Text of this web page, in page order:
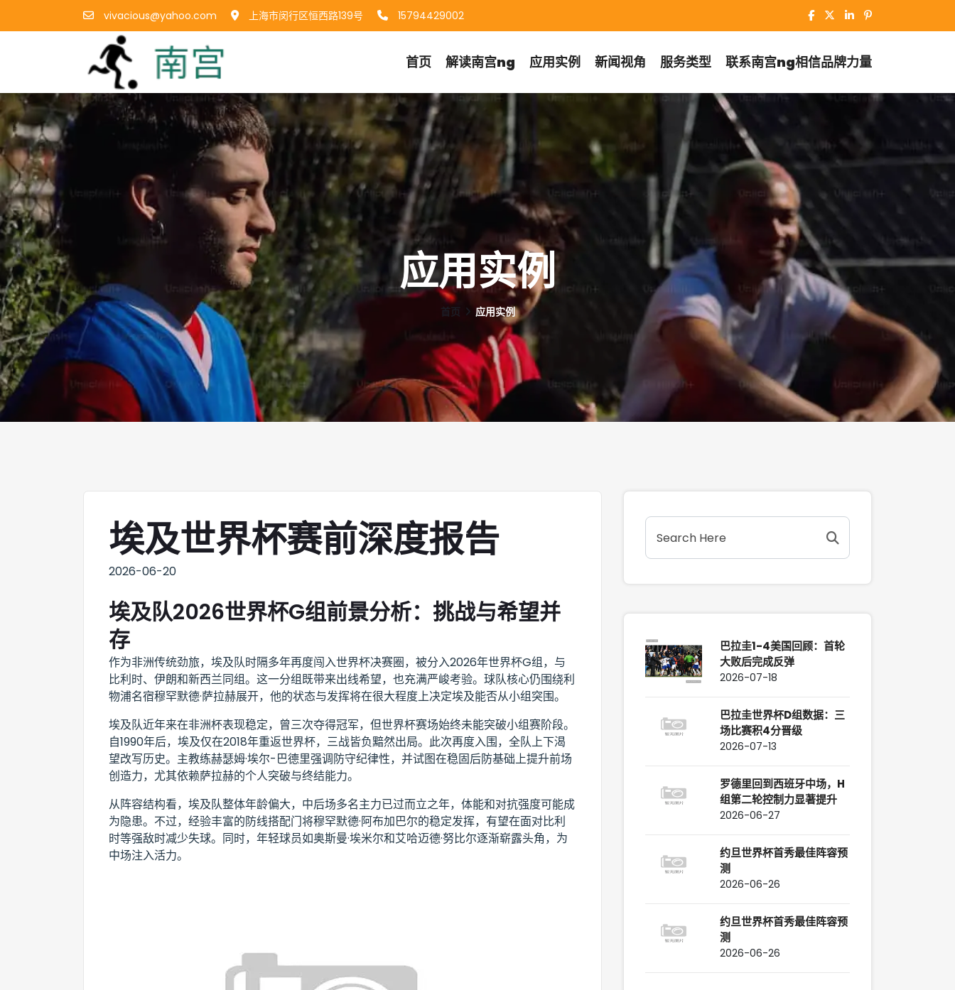
vivacious@yahoo.com 上海市闵行区恒西路139号 15794429002
首页 解读南宫ng 应用实例 新闻视角 服务类型 联系南宫ng相信品牌力量
应用实例
首页 应用实例
埃及世界杯赛前深度报告
2026-06-20
埃及队2026世界杯G组前景分析：挑战与希望并
存
作为非洲传统劲旅，埃及队时隔多年再度闯入世界杯决赛圈，被分入2026年世界杯G组，与
比利时、伊朗和新西兰同组。这一分组既带来出线希望，也充满严峻考验。球队核心仍围绕利
物浦名宿穆罕默德·萨拉赫展开，他的状态与发挥将在很大程度上决定埃及能否从小组突围。
埃及队近年来在非洲杯表现稳定，曾三次夺得冠军，但世界杯赛场始终未能突破小组赛阶段。
自1990年后，埃及仅在2018年重返世界杯，三战皆负黯然出局。此次再度入围，全队上下渴
望改写历史。主教练赫瑟姆·埃尔-巴德里强调防守纪律性，并试图在稳固后防基础上提升前场
创造力，尤其依赖萨拉赫的个人突破与终结能力。
从阵容结构看，埃及队整体年龄偏大，中后场多名主力已过而立之年，体能和对抗强度可能成
为隐患。不过，经验丰富的防线搭配门将穆罕默德·阿布加巴尔的稳定发挥，有望在面对比利
时等强敌时减少失球。同时，年轻球员如奥斯曼·埃米尔和艾哈迈德·努比尔逐渐崭露头角，为
中场注入活力。
巴拉圭1-4美国回顾：首轮
大败后完成反弹
2026-07-18
巴拉圭世界杯D组数据：三
场比赛积4分晋级
2026-07-13
罗德里回到西班牙中场，H
组第二轮控制力显著提升
2026-06-27
约旦世界杯首秀最佳阵容预
测
2026-06-26
约旦世界杯首秀最佳阵容预
测
2026-06-26